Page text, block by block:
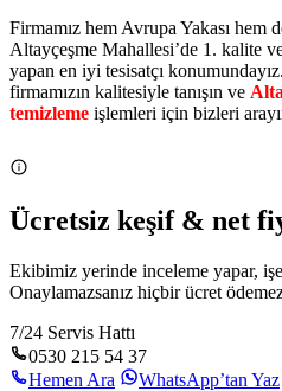
Firmamız hem Avrupa Yakası hem
Altayçeşme Mahallesi’de 1. kalite
yapan en iyi tesisatçı
firmamızın kalitesiyle tanışın ve
temizleme işlemleri için bizleri
Ücretsiz keşif & net
Ekibimiz yerinde inceleme yapar,
Onaylamazsanız hiçbir ücret
7/24 Servis Hattı
0530 215 54 37
Hemen Ara
WhatsApp’tan Yaz